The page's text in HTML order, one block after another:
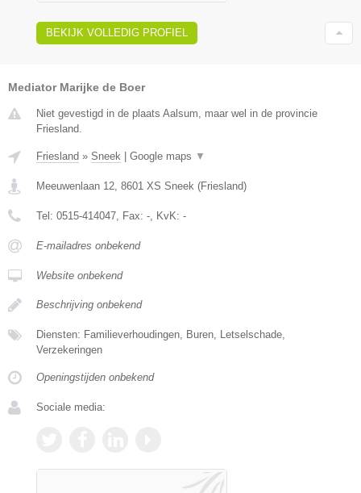
BEKIJK VOLLEDIG PROFIEL
Mediator Marijke de Boer
Niet gevestigd in de plaats Aalsum, maar wel in de provincie
Friesland.
Friesland » Sneek Google maps ▼
Meeuwenlaan 12, 8601 XS Sneek (Friesland)
Tel: 0515-414047, Fax: -, KvK: -
E-mailadres onbekend
Website onbekend
Beschrijving onbekend
Diensten: Familieverhoudingen, Buren, Letselschade,
Verzekeringen
Openingstijden onbekend
Sociale media: